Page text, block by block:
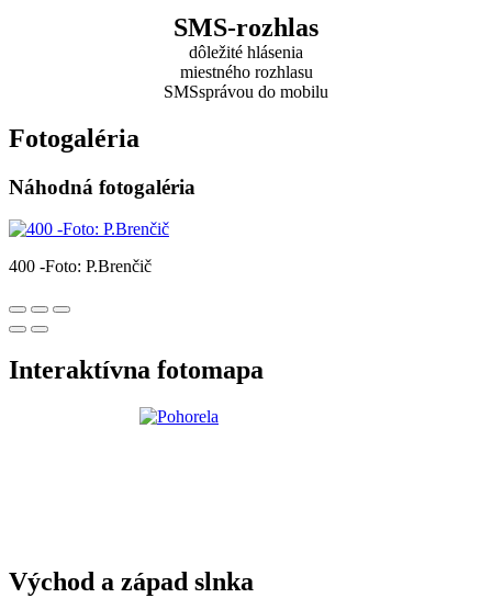
SMS-rozhlas
dôležité hlásenia
miestného rozhlasu
SMSsprávou do mobilu
Fotogaléria
Náhodná fotogaléria
400 -Foto: P.Brenčič
Interaktívna fotomapa
Východ a západ slnka